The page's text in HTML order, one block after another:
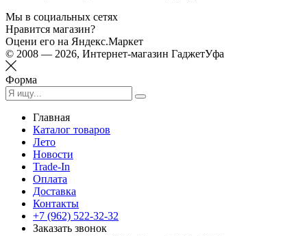
Мы в социальных сетях
Нравится магазин?
Оцени его на Яндекс.Маркет
© 2008 — 2026, Интернет-магазин ГаджетУфа
Форма
Главная
Каталог товаров
Лето
Новости
Trade-In
Оплата
Доставка
Контакты
+7 (962) 522-32-32
Заказать звонок